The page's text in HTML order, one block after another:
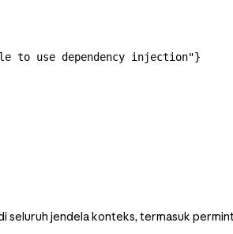
to use dependency injection"}
jendela konteks, termasuk